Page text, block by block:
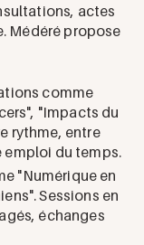
actes
Médéré propose
comme
"Impacts du
rythme, entre
du temps.
"Numérique en
Sessions en
échanges